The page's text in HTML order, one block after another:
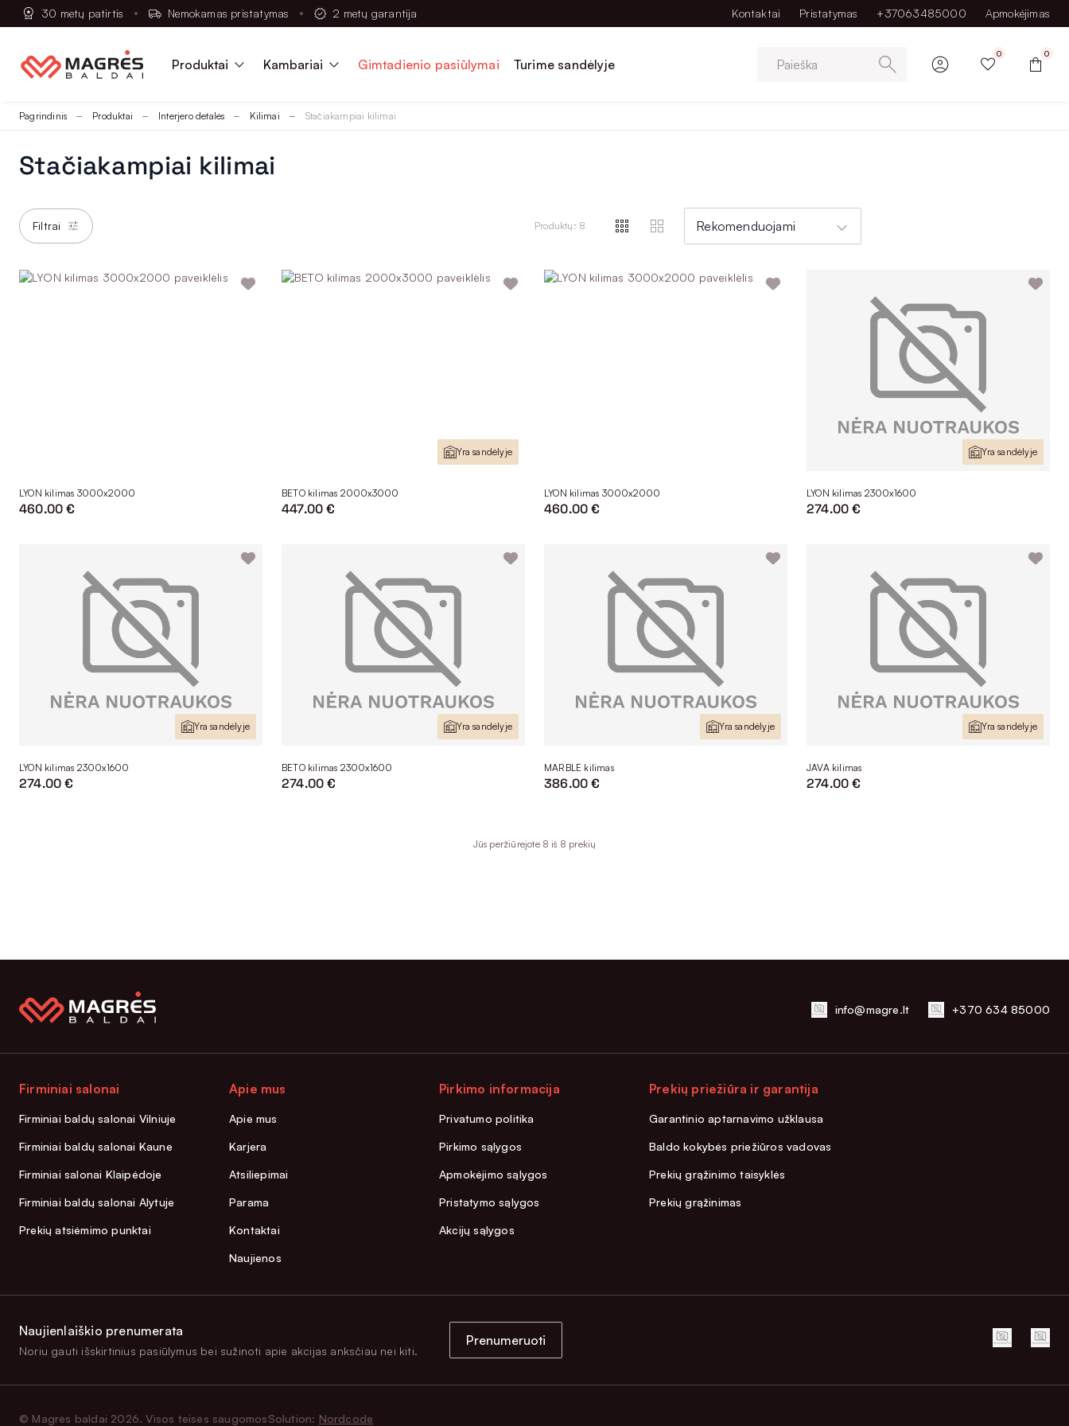
30 metų patirtis Nemokamas pristatymas 2 metų garantija Kontaktai Pristatymas +37063485000 Apmokėjimas
Produktai Kambariai Gimtadienio pasiūlymai Turime sandėlyje Paieška
0 0
Pagrindinis Produktai Interjero detalės Kilimai Stačiakampiai kilimai
Stačiakampiai kilimai
Filtrai Produktų: 8 Rekomenduojami
LYON kilimas 3000x2000
460.00 €
Yra sandėlyje
BETO kilimas 2000x3000
447.00 €
LYON kilimas 3000x2000
460.00 €
Yra sandėlyje
LYON kilimas 2300x1600
274.00 €
Yra sandėlyje
LYON kilimas 2300x1600
274.00 €
Yra sandėlyje
BETO kilimas 2300x1600
274.00 €
Yra sandėlyje
MARBLE kilimas
386.00 €
Yra sandėlyje
JAVA kilimas
274.00 €
Jūs peržiūrejote 8 iš 8 prekių
info@magre.lt +370 634 85000
Firminiai salonai
Firminiai baldų salonai Vilniuje
Firminiai baldų salonai Kaune
Firminiai salonai Klaipėdoje
Firminiai baldų salonai Alytuje
Prekių atsiėmimo punktai
Apie mus
Apie mus
Karjera
Atsiliepimai
Parama
Kontaktai
Naujienos
Pirkimo informacija
Privatumo politika
Pirkimo sąlygos
Apmokėjimo sąlygos
Pristatymo sąlygos
Akcijų sąlygos
Prekių priežiūra ir garantija
Garantinio aptarnavimo užklausa
Baldo kokybės priežiūros vadovas
Prekių grąžinimo taisyklės
Prekių grąžinimas
Naujienlaiškio prenumerata
Noriu gauti išskirtinius pasiūlymus bei sužinoti apie akcijas anksčiau nei kiti.
Prenumeruoti
© Magrės baldai 2026. Visos teisės saugomosSolution: Nordcode